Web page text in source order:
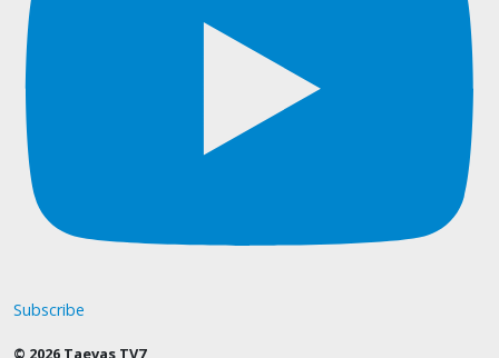
Subscribe
© 2026 Taevas TV7